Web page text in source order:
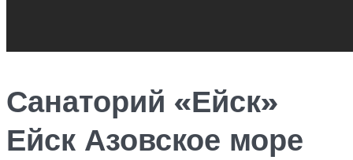
Санаторий «Ейск»
Ейск Азовское море